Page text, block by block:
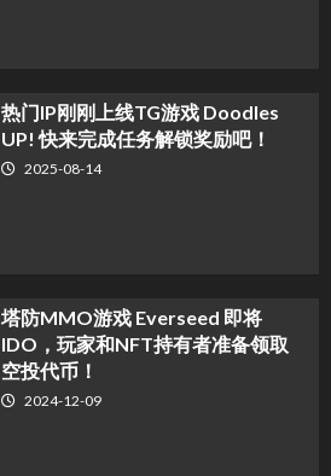
热门IP刚刚上线TG游戏 Doodles
UP! 快来完成任务解锁奖励吧！
2025-08-14
塔防MMO游戏 Everseed 即将
IDO，玩家和NFT持有者准备领取
空投代币！
2024-12-09